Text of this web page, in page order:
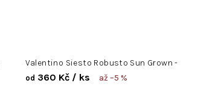
Valentino Siesto Robusto Sun Grown -
od 360 Kč / ks až –5 %